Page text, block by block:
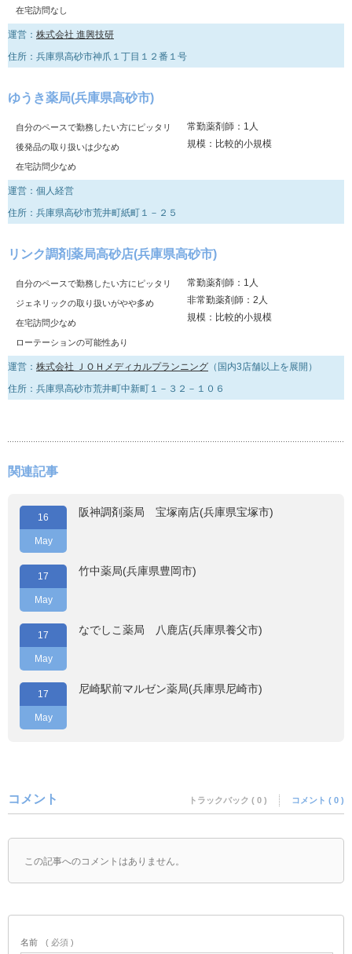
在宅訪問なし
運営： 株式会社 進興技研
住所：兵庫県高砂市神爪１丁目１２番１号
ゆうき薬局(兵庫県高砂市)
自分のペースで勤務したい方にピッタリ
後発品の取り扱いは少なめ
在宅訪問少なめ
常勤薬剤師：1人
規模：比較的小規模
運営：個人経営
住所：兵庫県高砂市荒井町紙町１－２５
リンク調剤薬局高砂店(兵庫県高砂市)
自分のペースで勤務したい方にピッタリ
ジェネリックの取り扱いがやや多め
在宅訪問少なめ
ローテーションの可能性あり
常勤薬剤師：1人
非常勤薬剤師：2人
規模：比較的小規模
運営： 株式会社 ＪＯＨメディカルプランニング （国内3店舗以上を展開）
住所：兵庫県高砂市荒井町中新町１－３２－１０６
関連記事
16
May
阪神調剤薬局 宝塚南店(兵庫県宝塚市)
17
May
竹中薬局(兵庫県豊岡市)
17
May
なでしこ薬局 八鹿店(兵庫県養父市)
17
May
尼崎駅前マルゼン薬局(兵庫県尼崎市)
コメント トラックバック ( 0 ) コメント ( 0 )
この記事へのコメントはありません。
名前 ( 必須 )